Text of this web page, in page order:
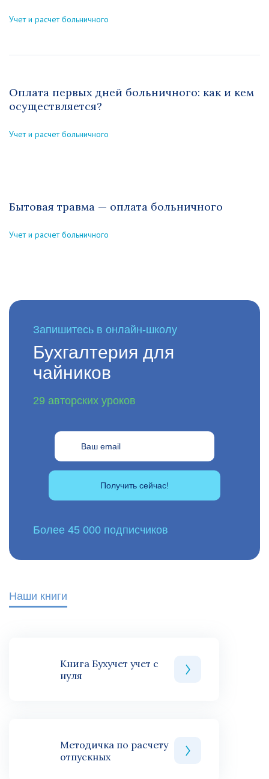
Учет и расчет больничного
Оплата первых дней больничного: как и кем
осуществляется?
Учет и расчет больничного
Бытовая травма — оплата больничного
Учет и расчет больничного
Запишитесь в онлайн-школу
Бухгалтерия для
чайников
29 авторских уроков
Получить сейчас!
Более 45 000 подписчиков
Наши книги
Книга Бухучет учет с
нуля
Методичка по расчету
отпускных